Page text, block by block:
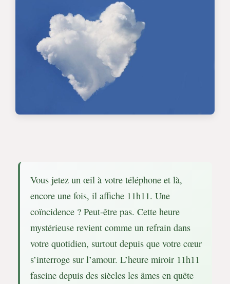
Vous jetez un œil à votre téléphone et là,
encore une fois, il affiche 11h11. Une
coïncidence ? Peut-être pas. Cette heure
mystérieuse revient comme un refrain dans
votre quotidien, surtout depuis que votre cœur
s’interroge sur l’amour. L’heure miroir 11h11
fascine depuis des siècles les âmes en quête